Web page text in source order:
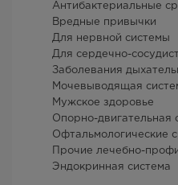
Антибактериальные
Вредные привычки
Для нервной системы
Для сердечно-
Заболевания
Мочевыводящая
Мужское здоровье
Опорно-двигательная
Офтальмологические
Прочие лечебно-
Эндокринная система